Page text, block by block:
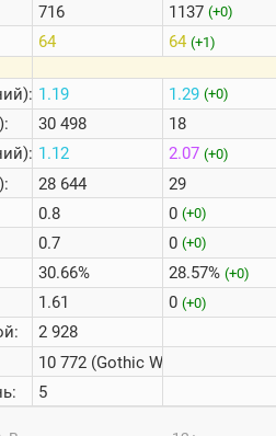
716
64
1.19
30 498
1.12
28 644
0.8
0.7
30.66%
1.61
2 928
10 772 (Gothic Warrior)
5
1137 (+0)
64 (+1)
1.29 (+0)
18
2.07 (+0)
29
0 (+0)
0 (+0)
28.57% (+0)
0 (+0)